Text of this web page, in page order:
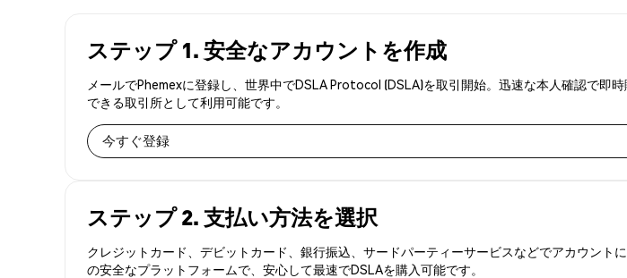
ステップ 1. 安全なアカウントを作成
メールでPhemexに登録し、世界中でDSLA Protocol (DSLA)を取引開始。迅速な本人確認で即
できる取引所として利用可能です。
今すぐ登録
ステップ 2. 支払い方法を選択
クレジットカード、デビットカード、銀行振込、サードパーティーサービスなどでアカウン
の安全なプラットフォームで、安心して最速でDSLAを購入可能です。